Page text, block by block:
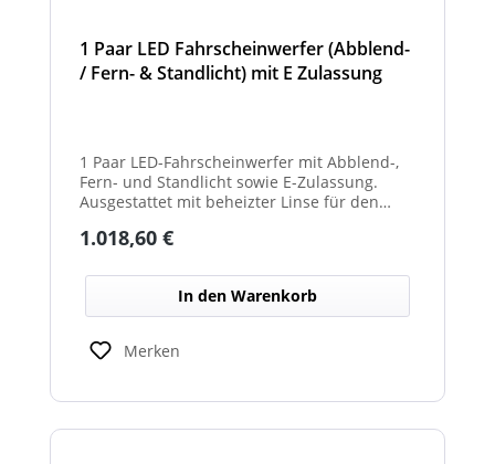
1 Paar LED Fahrscheinwerfer (Abblend-
/ Fern- & Standlicht) mit E Zulassung
1 Paar LED-Fahrscheinwerfer mit Abblend-,
Fern- und Standlicht sowie E-Zulassung.
Ausgestattet mit beheizter Linse für den
Witterungsbedingungen. Ideal zur sicheren
Arbeitsbereichen bei allen Fahrzeugtypen.
Balkenbreiten mit Scheinwerfermodulen
können geringfügig von den angegebenen
Standardbreiten abweichen. Modelle mit nur
2 Scheinwerfermodulen, können wahlweise
unbeleuchtet) haben. Die max. Anzahl der
Regulärer Preis:
1.018,60 €
In den Warenkorb
Merken